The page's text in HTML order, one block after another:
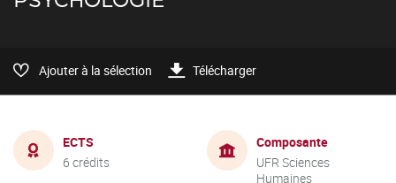
Ajouter à la sélection Télécharger
ECTS
6 crédits
Composante
UFR Sciences
Humaines